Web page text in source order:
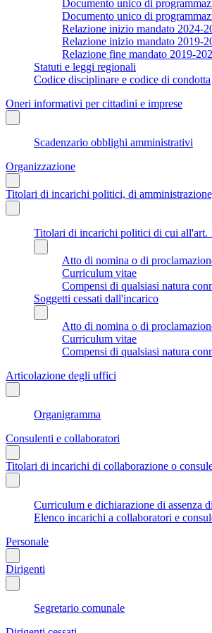
Documento unico di
Documento unico di
Relazione inizio mandato 2024-
Relazione inizio mandato 2019-
Relazione fine mandato 2019-
Statuti e leggi regionali
Codice disciplinare e codice di condotta
Oneri informativi per cittadini e imprese
Scadenzario obblighi amministrativi
Organizzazione
Titolari di incarichi politici, di
Titolari di incarichi politici di cui all'art.
Atto di nomina o di
Curriculum vitae
Compensi di qualsiasi natura
Soggetti cessati dall'incarico
Atto di nomina o di
Curriculum vitae
Compensi di qualsiasi natura
Articolazione degli uffici
Organigramma
Consulenti e collaboratori
Titolari di incarichi di collaborazione o
Curriculum e dichiarazione di assenza
Elenco incarichi a collaboratori e
Personale
Dirigenti
Segretario comunale